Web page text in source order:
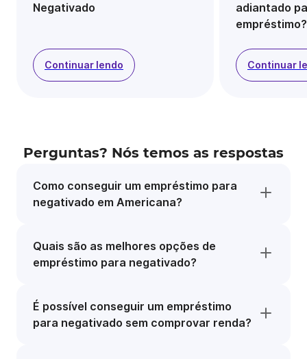
Negativado
Continuar lendo
adiantado
empréstimo?
Continuar
Perguntas? Nós temos as respostas
Como conseguir um empréstimo para
negativado em Americana?
Quais são as melhores opções de
empréstimo para negativado?
É possível conseguir um empréstimo
para negativado sem comprovar renda?